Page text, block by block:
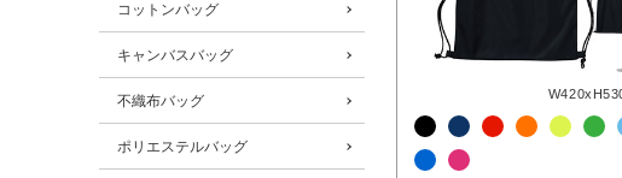
コットンバッグ
キャンバスバッグ
不織布バッグ
ポリエステルバッグ